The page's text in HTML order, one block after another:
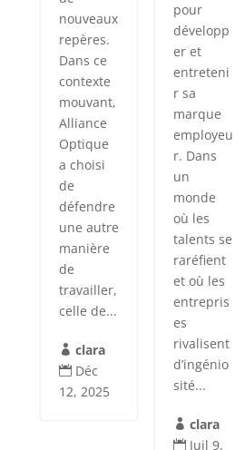
nouveaux
repères.
Dans ce
contexte
mouvant,
Alliance
Optique
a choisi
de
défendre
une autre
manière
de
travailler,
celle de...
 clara
 Déc
12, 2025
pour
développ
er et
entreteni
r sa
marque
employeu
r. Dans
un
monde
où les
talents se
raréfient
et où les
entrepris
es
rivalisent
d’ingénio
sité...
 clara
 Juil 9,